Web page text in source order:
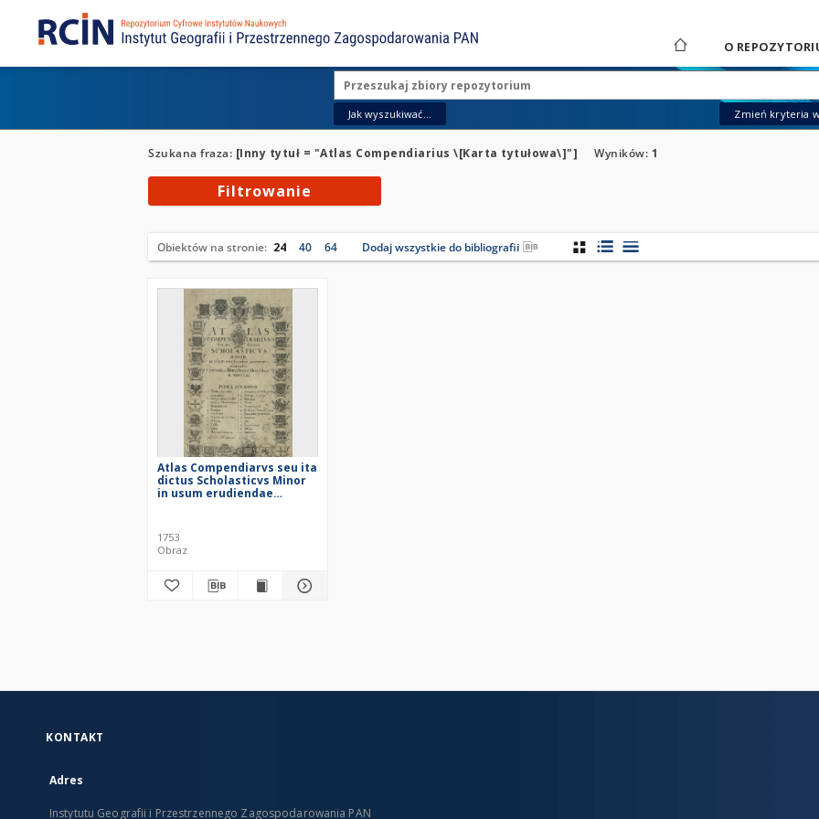
O
Jak wyszukiwać... Zmień kryteria
Szukana fraza: [Inny tytuł = "Atlas Compendiarius \[Karta tytułowa\]"] Wyników: 1
Filtrowanie
Obiektów na stronie: 24 40 64 Dodaj wszystkie do bibliografii
Atlas Compendiarvs seu ita
dictus Scholasticvs Minor
in usum erudiendae
1753
Obraz
KONTAKT
Adres
Instytutu Geografii i Przestrzennego Zagospodarowania PAN